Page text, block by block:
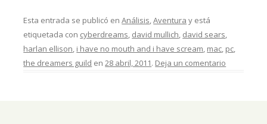
Esta entrada se publicó enAnálisis,Aventura y está
etiquetada con cyberdreams, david mullich, david sears,
harlan ellison, i have no mouth and i have scream, mac, pc,
the dreamers guild en28 abril, 2011. Deja un comentario